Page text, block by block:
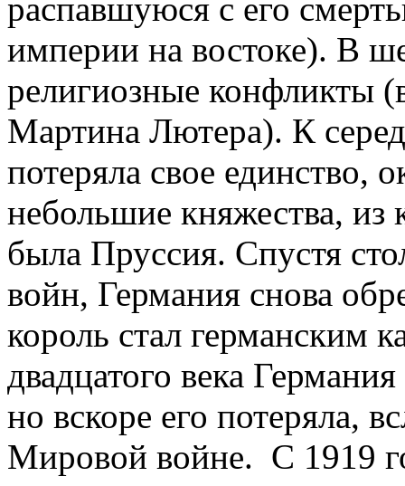
распавшуюся с его
империи на востоке). В
религиозные конфликты
Мартина Лютера). К
потеряла свое единство,
небольшие княжества,
была Пруссия. Спустя
войн, Германия снова
король стал германским
двадцатого века
но вскоре его потеряла,
Мировой войне. С 1919